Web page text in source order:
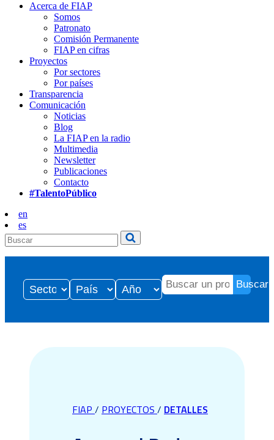
Acerca de FIAP
Somos
Patronato
Comisión Permanente
FIAP en cifras
Proyectos
Por sectores
Por países
Transparencia
Comunicación
Noticias
Blog
La FIAP en la radio
Multimedia
Newsletter
Publicaciones
Contacto
#TalentoPúblico
en
es
Buscar
FIAP / PROYECTOS / DETALLES